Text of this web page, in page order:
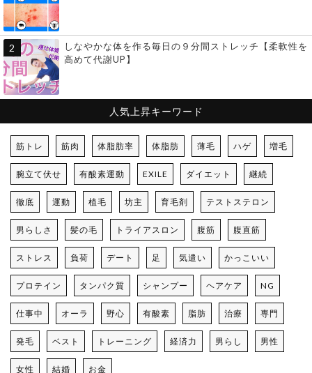
しなやかな体を作る毎日の９分間ストレッチ【柔軟性を
高めて代謝UP】
人気上昇キーワード
筋トレ 筋肉 体脂肪率 体脂肪 薄毛 ハゲ 増毛
腕立て伏せ 有酸素運動 EXILE ダイエット 継続
徹底 運動 植毛 坊主 育毛剤 テストステロン
男らしさ 髪の毛 トライアスロン 腹筋 腹直筋
ストレス 負荷 デート 足 気遣い かっこいい
プロテイン タンパク質 シャンプー ヘアケア NG
仕事中 オーラ 野心 有酸素 脂肪 治療 専門
発毛 ベスト トレーニング 経済力 男らし 男性
女性 結婚 お金